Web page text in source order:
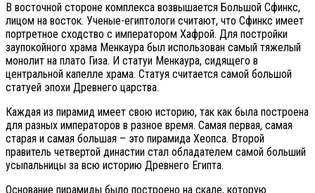
В восточной стороне комплекса возвышается Большой Сфинкс,
лицом на восток. Ученые-египтологи считают, что Сфинкс имеет
портретное сходство с императором Хафрой. Для постройки
заупокойного храма Менкаура был использован самый тяжелый
монолит на плато Гиза. И статуи Менкаура, сидящего в
центральной капелле храма. Статуя считается самой большой
статуей эпохи Древнего царства.
Каждая из пирамид имеет свою историю, так как была построена
для разных императоров в разное время. Самая первая, самая
старая и самая большая – это пирамида Хеопса. Второй
правитель четвертой династии стал обладателем самой больший
усыпальницы за всю историю Древнего Египта.
Основание пирамиды было построено на скале, которую